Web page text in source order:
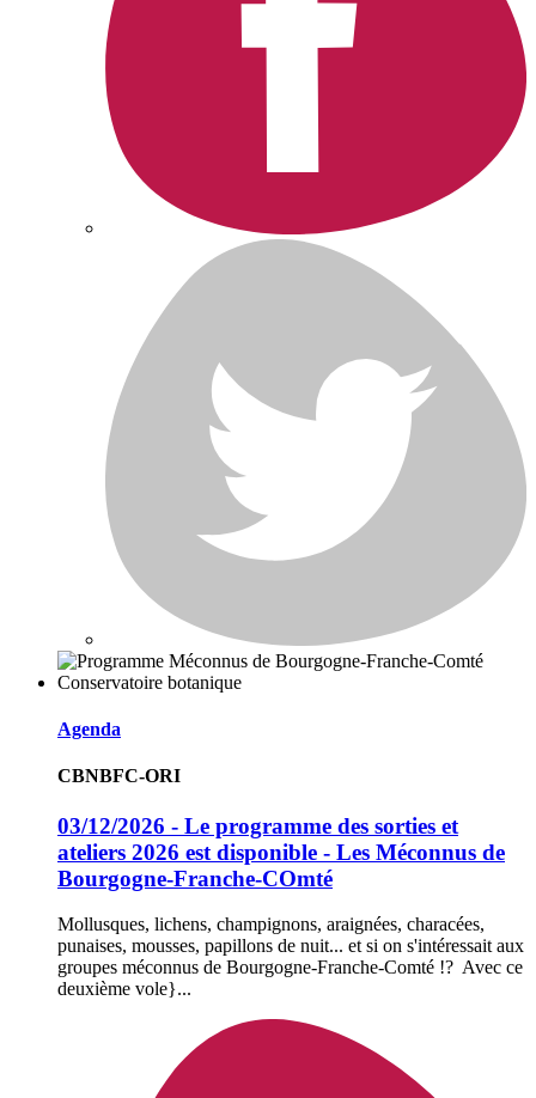
Agenda
CBNBFC-ORI
03/12/2026 - Le programme des sorties et
ateliers 2026 est disponible - Les Méconnus de
Bourgogne-Franche-COmté
Mollusques, lichens, champignons, araignées, characées,
punaises, mousses, papillons de nuit... et si on s'intéressait aux
groupes méconnus de Bourgogne-Franche-Comté !? Avec ce
deuxième vole}...